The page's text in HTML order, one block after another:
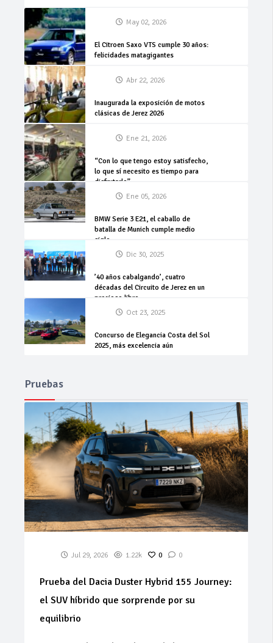
May 02, 2026
El Citroen Saxo VTS cumple 30 años:
felicidades matagigantes
Abr 22, 2026
Inaugurada la exposición de motos
clásicas de Jerez 2026
Ene 21, 2026
“Con lo que tengo estoy satisfecho,
lo que sí necesito es tiempo para
disfrutarlo”
Ene 05, 2026
BMW Serie 3 E21, el caballo de
batalla de Munich cumple medio
siglo
Dic 30, 2025
’40 años cabalgando’, cuatro
décadas del Circuito de Jerez en un
precioso libro
Oct 23, 2025
Concurso de Elegancia Costa del Sol
2025, más excelencia aún
Pruebas
Jul 29, 2026 1.22k 0 0
Prueba del Dacia Duster Hybrid 155 Journey:
el SUV híbrido que sorprende por su
equilibrio